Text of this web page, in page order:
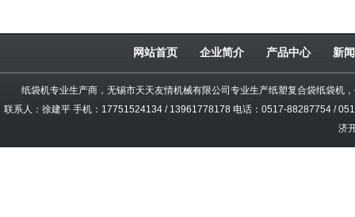
网站首页 企业简介 产品中心 新
纸袋机专业生产商，无锡市天天友情机械有限公司专业生产纸塑复合袋纸袋机
联系人：徐建平 手机：17751524134 / 13961778178 电话：0517-88287754 /
济